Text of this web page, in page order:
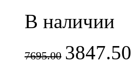
В наличии
7695.00 3847.50